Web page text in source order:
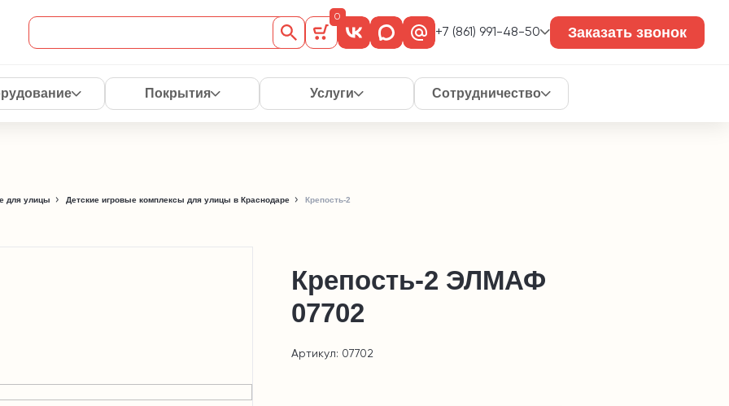
0
+7 (861) 991-48-50 Заказать звонок
Покрытия Услуги Сотрудничество
для улицы Детские игровые комплексы для улицы в Краснодаре Крепость-2
Крепость-2 ЭЛМАФ
07702
Артикул: 07702